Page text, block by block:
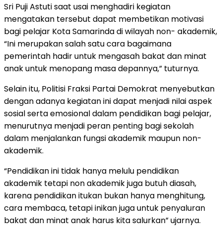
Sri Puji Astuti saat usai menghadiri kegiatan
mengatakan tersebut dapat membetikan motivasi
bagi pelajar Kota Samarinda di wilayah non- akademik,
“Ini merupakan salah satu cara bagaimana
pemerintah hadir untuk mengasah bakat dan minat
anak untuk menopang masa depannya,” tuturnya.
Selain itu, Politisi Fraksi Partai Demokrat menyebutkan
dengan adanya kegiatan ini dapat menjadi nilai aspek
sosial serta emosional dalam pendidikan bagi pelajar,
menurutnya menjadi peran penting bagi sekolah
dalam menjalankan fungsi akademik maupun non-
akademik.
“Pendidikan ini tidak hanya melulu pendidikan
akademik tetapi non akademik juga butuh diasah,
karena pendidikan itukan bukan hanya menghitung,
cara membaca, tetapi inikan juga untuk penyaluran
bakat dan minat anak harus kita salurkan” ujarnya.